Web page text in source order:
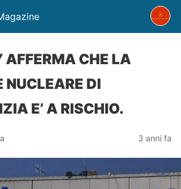
AFFERMA CHE LA
NUCLEARE DI
E’ A RISCHIO.
3 anni fa